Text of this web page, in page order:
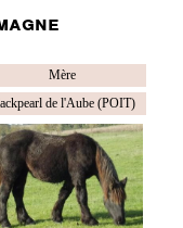
Mère
de l'Aube (POIT)